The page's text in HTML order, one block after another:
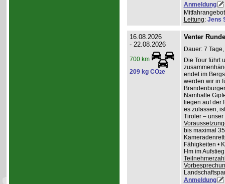
Anmeldung
Leitung: Jens
16.08.2026
- 22.08.2026
700 km
209 kg CO2e
Venter
Dauer: 7
Die Tour führt
endet im
werden wir in
Namhafte
liegen auf der
es zulassen,
Tiroler – unser
bis maximal
Fähigkeiten •
Hm im
Anmeldung